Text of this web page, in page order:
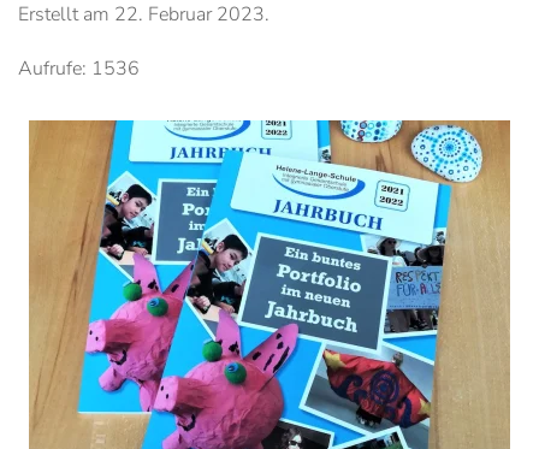
Erstellt am 22. Februar 2023.
Aufrufe: 1536